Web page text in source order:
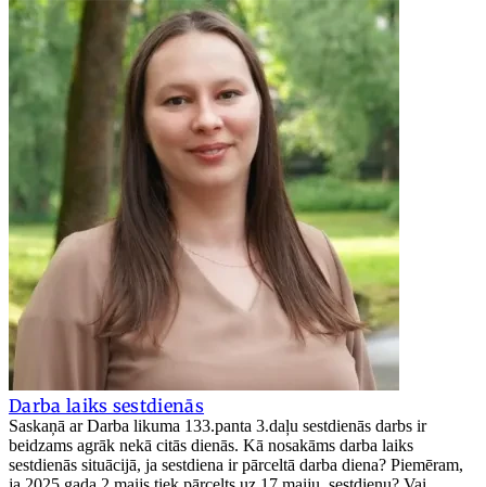
Darba laiks sestdienās
Saskaņā ar Darba likuma 133.panta 3.daļu sestdienās darbs ir
beidzams agrāk nekā citās dienās. Kā nosakāms darba laiks
sestdienās situācijā, ja sestdiena ir pārceltā darba diena? Piemēram,